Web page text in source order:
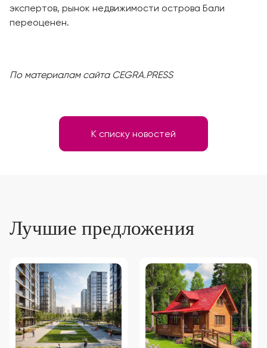
экспертов, рынок недвижимости острова Бали
переоценен.
По материалам сайта CEGRA.PRESS
К списку новостей
Лучшие предложения